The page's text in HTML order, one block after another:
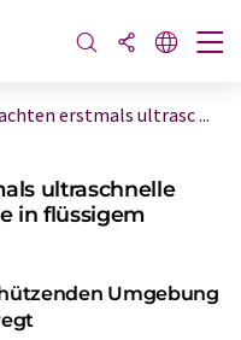
erstmals ultrasc ...
ultraschnelle
in flüssigem
Umgebung